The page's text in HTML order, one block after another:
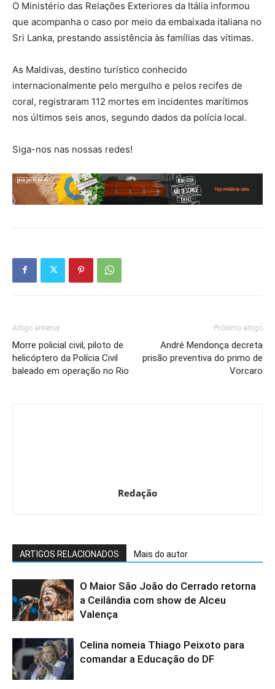
O Ministério das Relações Exteriores da Itália informou
que acompanha o caso por meio da embaixada italiana no
Sri Lanka, prestando assistência às famílias das vítimas.
As Maldivas, destino turístico conhecido
internacionalmente pelo mergulho e pelos recifes de
coral, registraram 112 mortes em incidentes marítimos
nos últimos seis anos, segundo dados da polícia local.
Siga-nos nas nossas redes!
Artigo anterior
Morre policial civil, piloto de
helicóptero da Polícia Civil
baleado em operação no Rio
Próximo artigo
André Mendonça decreta
prisão preventiva do primo de
Vorcaro
Redação
ARTIGOS RELACIONADOS Mais do autor
O Maior São João do Cerrado retorna
a Ceilândia com show de Alceu
Valença
Celina nomeia Thiago Peixoto para
comandar a Educação do DF